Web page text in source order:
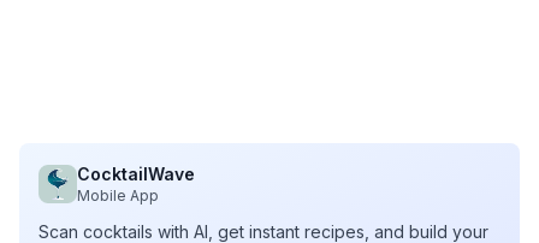
CocktailWave
Mobile App
Scan cocktails with AI, get instant recipes, and build your